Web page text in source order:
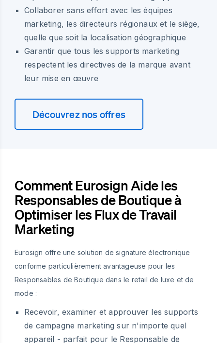
Collaborer sans effort avec les équipes
marketing, les directeurs régionaux et le siège,
quelle que soit la localisation géographique
Garantir que tous les supports marketing
respectent les directives de la marque avant
leur mise en œuvre
Découvrez nos offres
Comment Eurosign Aide les
Responsables de Boutique à
Optimiser les Flux de Travail
Marketing
Eurosign offre une solution de signature électronique
conforme particulièrement avantageuse pour les
Responsables de Boutique dans le retail de luxe et de
mode :
Recevoir, examiner et approuver les supports
de campagne marketing sur n'importe quel
appareil - parfait pour le Responsable de